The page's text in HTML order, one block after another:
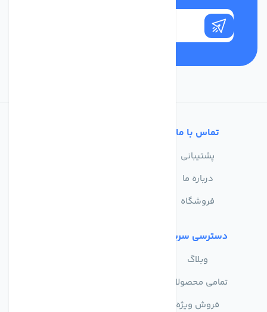
تماس با ما
پشتیبانی
درباره ما
فروشگاه
دسترسی سریع
وبلاگ
تمامی محصولات
فروش ویژه